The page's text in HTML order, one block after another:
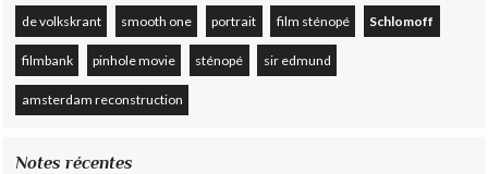
de volkskrant smooth one portrait film sténopé Schlomoff
filmbank pinhole movie sténopé sir edmund
amsterdam reconstruction
Notes récentes